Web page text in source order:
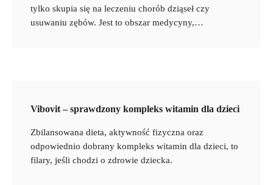
tylko skupia się na leczeniu chorób dziąseł czy
usuwaniu zębów. Jest to obszar medycyny,…
Vibovit – sprawdzony kompleks witamin dla dzieci
Zbilansowana dieta, aktywność fizyczna oraz
odpowiednio dobrany kompleks witamin dla dzieci, to
filary, jeśli chodzi o zdrowie dziecka.